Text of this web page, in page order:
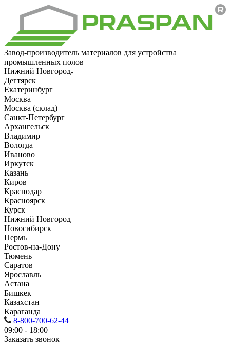
Завод-производитель материалов для устройства
промышленных полов
Нижний Новгород
Дегтярск
Екатеринбург
Москва
Москва (склад)
Санкт-Петербург
Архангельск
Владимир
Вологда
Иваново
Иркутск
Казань
Киров
Краснодар
Красноярск
Курск
Нижний Новгород
Новосибирск
Пермь
Ростов-на-Дону
Тюмень
Саратов
Ярославль
Астана
Бишкек
Казахстан
Караганда
8-800-700-62-44
09:00 - 18:00
Заказать звонок